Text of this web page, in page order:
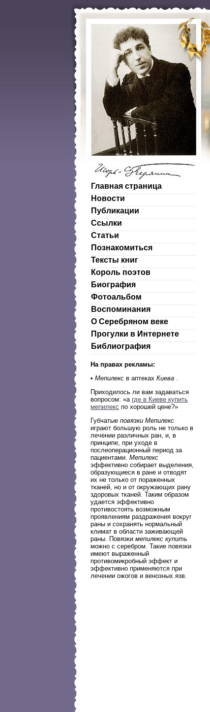
Главная страница
Новости
Публикации
Ссылки
Статьи
Познакомиться
Тексты книг
Король поэтов
Биография
Фотоальбом
Воспоминания
О Серебряном веке
Прогулки в Интернете
Библиография
На правах рекламы:
• Мепилекс в аптеках Киева .
Приходилось ли вам задаваться
вопросом:
а где в Киеве купить
мепилекс по хорошей цене?
Губчатые повязки Мепилекс
играют большую роль не только в
лечении различных ран, и, в
принципе, при уходе в
послеоперационный период за
пациентами. Мепилекс
эффективно собирает выделения,
образующиеся в ране и отводят
их не только от пораженных
тканей, но и от окружающих рану
здоровых тканей. Таким образом
удается эффективно
противостоять возможным
проявлениям раздражения вокруг
раны и сохранять нормальный
климат в области заживающей
раны. Повязки мепилекс купить
можно с серебром. Такие повязки
имеют выраженный
противомикробный эффект и
эффективно применяются при
лечении ожогов и венозных язв.